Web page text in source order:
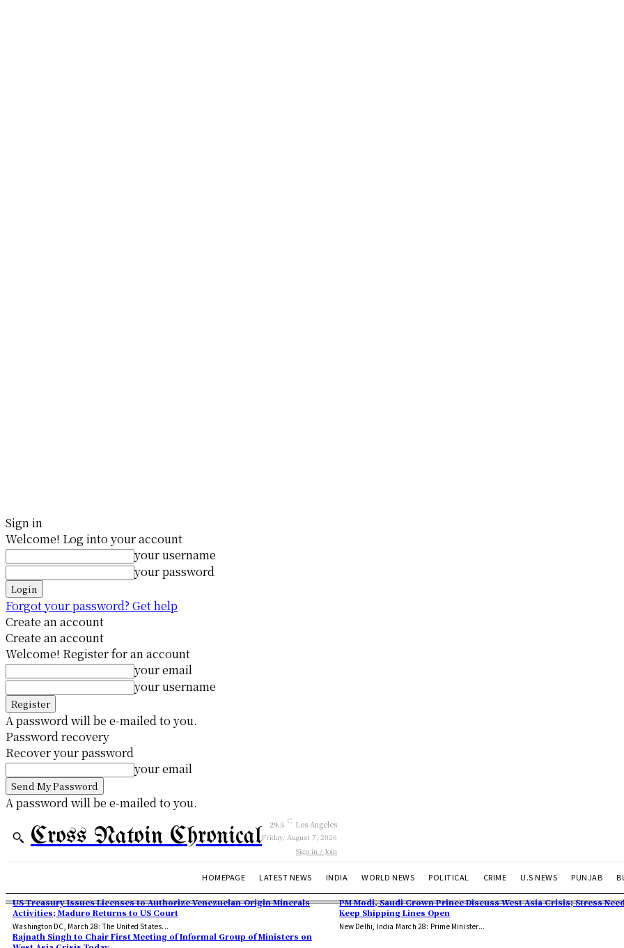
Sign in
Welcome! Log into your account
your username
your password
Forgot your password? Get help
Create an account
Create an account
Welcome! Register for an account
your email
your username
A password will be e-mailed to you.
Password recovery
Recover your password
your email
A password will be e-mailed to you.
Cross Natoin Chronical 29.5 C Los Angeles
Friday, August 7, 2026
Sign in / Join
HOMEPAGE LATEST NEWS INDIA WORLD NEWS POLITICAL CRIME U.S NEWS PUNJAB
US Treasury Issues Licenses to Authorize Venezuelan-Origin Minerals
Activities; Maduro Returns to US Court
Washington DC, March 28: The United States...
PM Modi, Saudi Crown Prince Discuss West Asia Crisis; Stress
Keep Shipping Lines Open
New Delhi, India March 28: Prime Minister...
Rajnath Singh to Chair First Meeting of Informal Group of Ministers on